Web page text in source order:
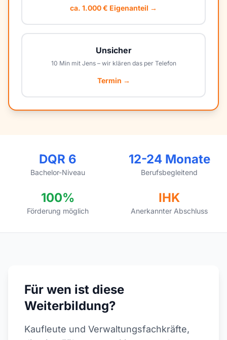
ca. 1.000 € Eigenanteil →
Unsicher
10 Min mit Jens – wir klären das per Telefon
Termin →
DQR 6
Bachelor-Niveau
12-24 Monate
Berufsbegleitend
100%
Förderung möglich
IHK
Anerkannter Abschluss
Für wen ist diese
Weiterbildung?
Kaufleute und Verwaltungsfachkräfte,